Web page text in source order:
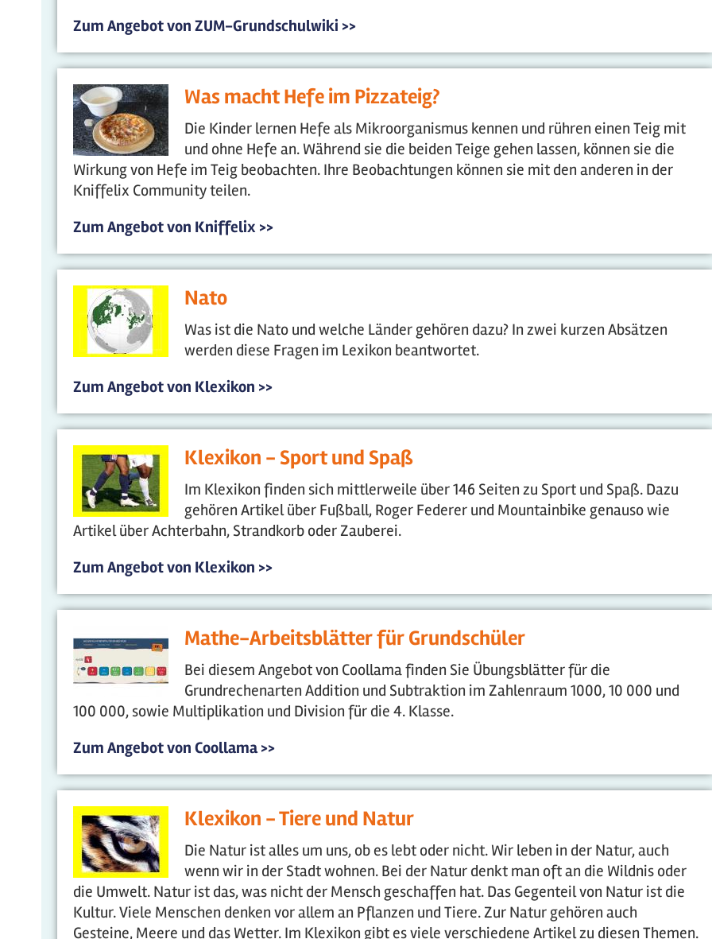
Zum Angebot von ZUM-Grundschulwiki >>
Was macht Hefe im Pizzateig?
Die Kinder lernen Hefe als Mikroorganismus kennen und rühren einen Teig mit
und ohne Hefe an. Während sie die beiden Teige gehen lassen, können sie die
Wirkung von Hefe im Teig beobachten. Ihre Beobachtungen können sie mit den anderen in der
Kniffelix Community teilen.
Zum Angebot von Kniffelix >>
Nato
Was ist die Nato und welche Länder gehören dazu? In zwei kurzen Absätzen
werden diese Fragen im Lexikon beantwortet.
Zum Angebot von Klexikon >>
Klexikon - Sport und Spaß
Im Klexikon finden sich mittlerweile über 146 Seiten zu Sport und Spaß. Dazu
gehören Artikel über Fußball, Roger Federer und Mountainbike genauso wie
Artikel über Achterbahn, Strandkorb oder Zauberei.
Zum Angebot von Klexikon >>
Mathe-Arbeitsblätter für Grundschüler
Bei diesem Angebot von Coollama finden Sie Übungsblätter für die
Grundrechenarten Addition und Subtraktion im Zahlenraum 1000, 10 000 und
100 000, sowie Multiplikation und Division für die 4. Klasse.
Zum Angebot von Coollama >>
Klexikon - Tiere und Natur
Die Natur ist alles um uns, ob es lebt oder nicht. Wir leben in der Natur, auch
wenn wir in der Stadt wohnen. Bei der Natur denkt man oft an die Wildnis oder
die Umwelt. Natur ist das, was nicht der Mensch geschaffen hat. Das Gegenteil von Natur ist die
Kultur. Viele Menschen denken vor allem an Pflanzen und Tiere. Zur Natur gehören auch
Gesteine, Meere und das Wetter. Im Klexikon gibt es viele verschiedene Artikel zu diesen Themen.